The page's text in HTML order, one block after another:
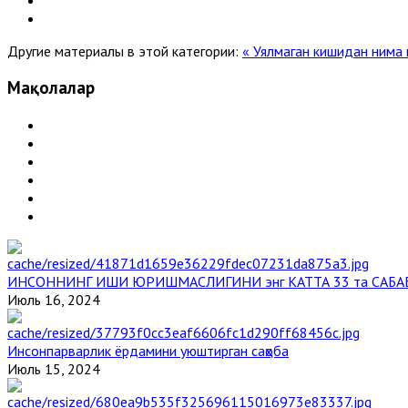
Другие материалы в этой категории: « Уялмаган кишидан нима
Мақолалар
ИНСОННИНГ ИШИ ЮРИШМАСЛИГИНИ энг КАТТА 33 та
Июль 16, 2024
Инсонпарварлик ёрдамини уюштирган саҳоба
Июль 15, 2024